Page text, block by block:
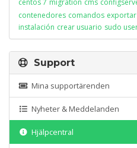
centos 7 migration cms
contenedores comandos exportar
instalación crear usuario sudo
Support
Mina supportärenden
Nyheter & Meddelanden
Hjälpcentral